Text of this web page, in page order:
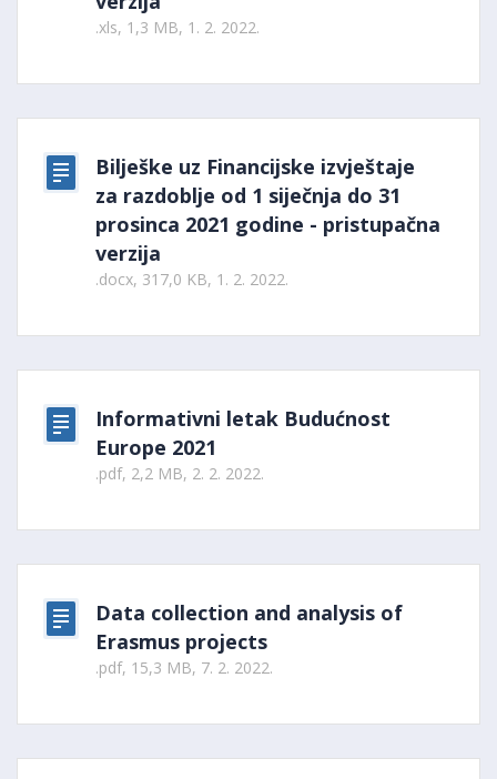
.xls, 1,3 MB, 1. 2. 2022.
Bilješke uz Financijske izvještaje
za razdoblje od 1 siječnja do 31
prosinca 2021 godine - pristupačna
verzija
.docx, 317,0 KB, 1. 2. 2022.
Informativni letak Budućnost
Europe 2021
.pdf, 2,2 MB, 2. 2. 2022.
Data collection and analysis of
Erasmus projects
.pdf, 15,3 MB, 7. 2. 2022.